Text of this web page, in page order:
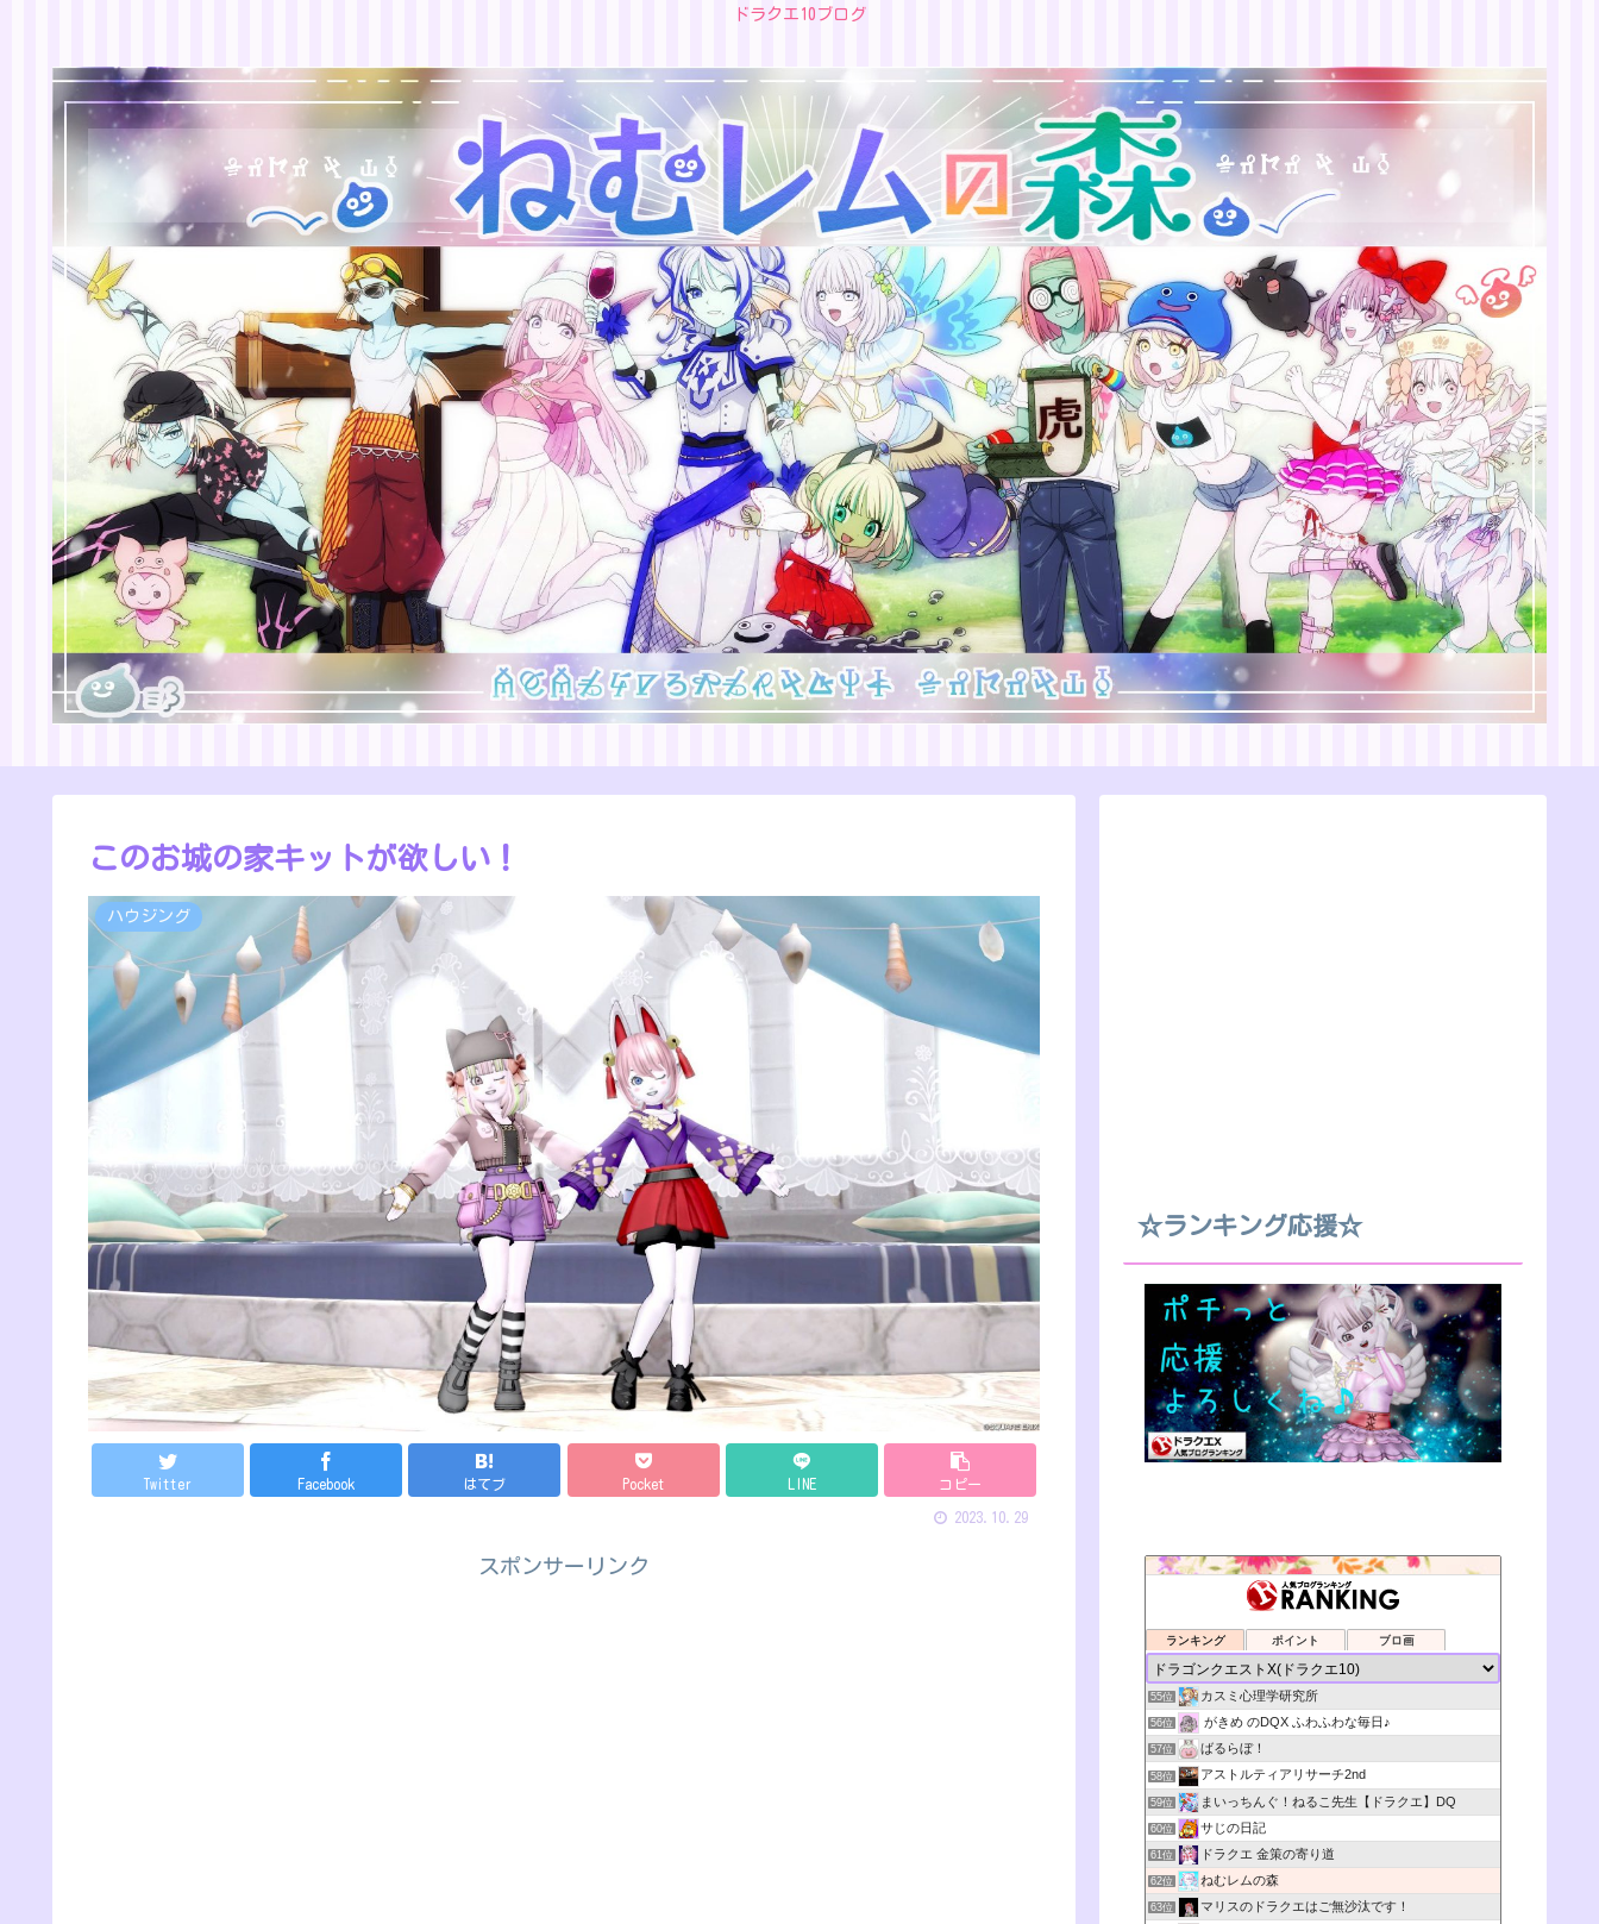
ドラクエ10ブログ
このお城の家キットが欲しい！
ハウジング
Twitter Facebook はてブ Pocket LINE コピー
2023.10.29
スポンサーリンク
☆ランキング応援☆
ランキング ポイント ブロ画
55位 カスミ心理学研究所
56位 がきめ のDQX ふわふわな毎日♪
57位 ばるらぼ！
58位 アストルティアリサーチ2nd
59位 まいっちんぐ！ねるこ先生【ドラクエ】DQ
60位 サじの日記
61位 ドラクエ 金策の寄り道
62位 ねむレムの森
63位 マリスのドラクエはご無沙汰です！